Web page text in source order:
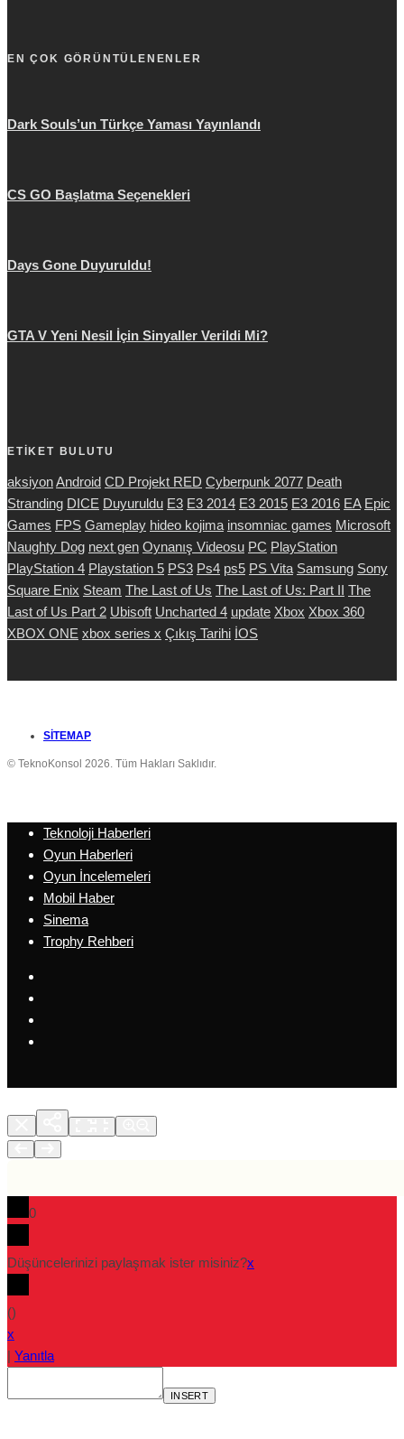
EN ÇOK GÖRÜNTÜLENENLER
Dark Souls’un Türkçe Yaması Yayınlandı
CS GO Başlatma Seçenekleri
Days Gone Duyuruldu!
GTA V Yeni Nesil İçin Sinyaller Verildi Mi?
ETİKET BULUTU
aksiyonAndroid CD Projekt RED Cyberpunk 2077 Death
Stranding DICE Duyuruldu E3 E3 2014 E3 2015 E3 2016 EA Epic
Games FPS Gameplay hideo kojima insomniac games Microsoft
Naughty Dog next gen Oynanış Videosu PC PlayStation
PlayStation 4 Playstation 5 PS3 Ps4 ps5 PS Vita Samsung Sony
Square Enix Steam The Last of Us The Last of Us: Part II The
Last of Us Part 2 Ubisoft Uncharted 4 update Xbox Xbox 360
XBOX ONE xbox series x Çıkış Tarihi İOS
SITEMAP
© TeknoKonsol 2026. Tüm Hakları Saklıdır.
Teknoloji Haberleri
Oyun Haberleri
Oyun İncelemeleri
Mobil Haber
Sinema
Trophy Rehberi
0
Düşüncelerinizi paylaşmak ister misiniz?x
()
x
| Yanıtla
INSERT